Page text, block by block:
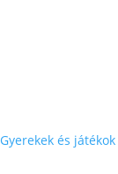
Gyerekek és játékok